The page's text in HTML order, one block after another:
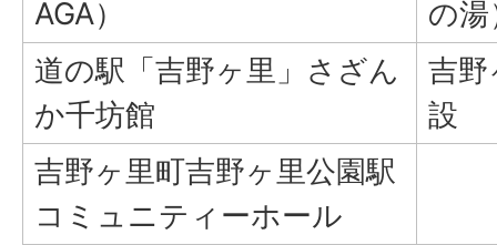
AGA）
の湯
道の駅「吉野ヶ里」さざん
か千坊館
吉野
設
吉野ヶ里町吉野ヶ里公園駅
コミュニティーホール